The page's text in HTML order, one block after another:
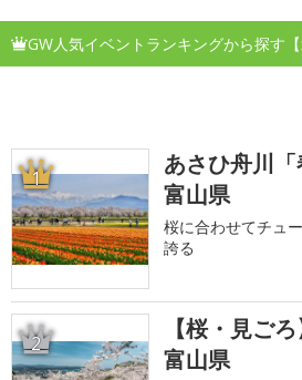
GW人気イベントランキングから探す【
1
あさひ舟川
富山県
桜に合わせてチュ
誇る
2
【桜・見ご
富山県